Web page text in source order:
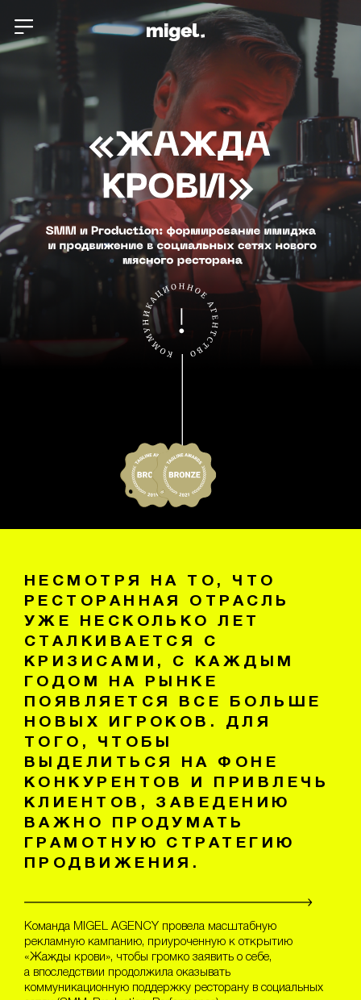
НЕСМОТРЯ НА ТО, ЧТО
РЕСТОРАННАЯ ОТРАСЛЬ
УЖЕ НЕСКОЛЬКО ЛЕТ
СТАЛКИВАЕТСЯ С
КРИЗИСАМИ, С КАЖДЫМ
ГОДОМ НА РЫНКЕ
ПОЯВЛЯЕТСЯ ВСЕ БОЛЬШЕ
НОВЫХ ИГРОКОВ. ДЛЯ
ТОГО, ЧТОБЫ
ВЫДЕЛИТЬСЯ НА ФОНЕ
КОНКУРЕНТОВ И ПРИВЛЕЧЬ
КЛИЕНТОВ, ЗАВЕДЕНИЮ
ВАЖНО ПРОДУМАТЬ
ГРАМОТНУЮ СТРАТЕГИЮ
ПРОДВИЖЕНИЯ.
Команда MIGEL AGENCY провела масштабную
рекламную кампанию, приуроченную к открытию
«Жажды крови», чтобы громко заявить о себе,
а впоследствии продолжила оказывать
коммуникационную поддержку ресторану в социальных